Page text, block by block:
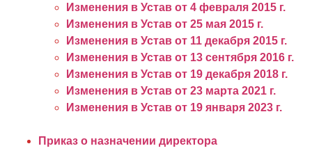
Изменения в Устав от 4 февраля 2015 г.
Изменения в Устав от 25 мая 2015 г.
Изменения в Устав от 11 декабря 2015 г.
Изменения в Устав от 13 сентября 2016 г.
Изменения в Устав от 19 декабря 2018 г.
Изменения в Устав от 23 марта 2021 г.
Изменения в Устав от 19 января 2023 г.
Приказ о назначении директора